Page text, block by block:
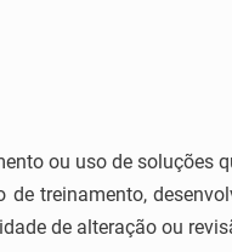
ou uso de soluções
treinamento,
de alteração ou